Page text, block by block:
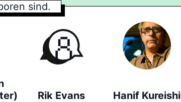
sind.
Rik Evans Hanif Kureishi